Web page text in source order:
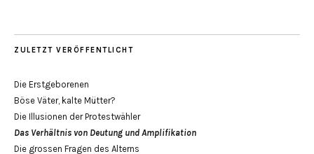
ZULETZT VERÖFFENTLICHT
Die Erstgeborenen
Böse Väter, kalte Mütter?
Die Illusionen der Protestwähler
Das Verhältnis von Deutung und Amplifikation
Die grossen Fragen des Alterns